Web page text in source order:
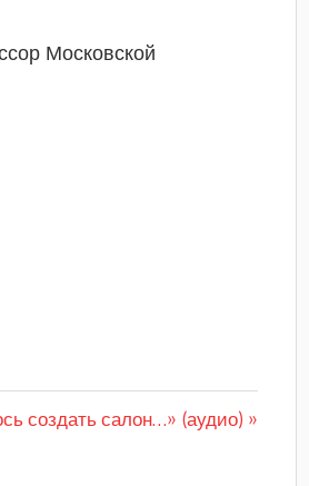
Московской
создать салон…» (аудио)